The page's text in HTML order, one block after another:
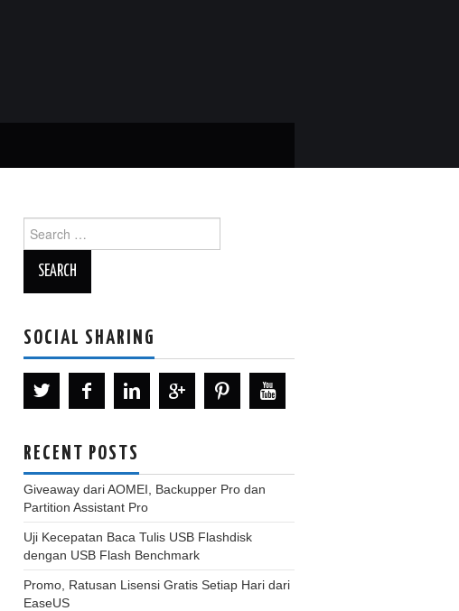
for:
SOCIAL SHARING
RECENT POSTS
Giveaway dari AOMEI, Backupper Pro dan
Partition Assistant Pro
Uji Kecepatan Baca Tulis USB Flashdisk
dengan USB Flash Benchmark
Promo, Ratusan Lisensi Gratis Setiap Hari dari
EaseUS